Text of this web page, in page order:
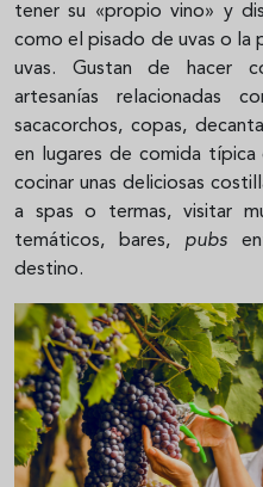
tener su «propio vino» y
como el pisado de uvas o la
uvas. Gustan de hacer
artesanías
sacacorchos, copas,
en lugares de comida
cocinar unas deliciosas
a spas o termas, visitar
temáticos, bares, pubs
destino.